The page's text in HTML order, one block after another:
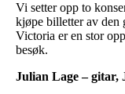
Vi setter opp to
kjøpe billetter av den
Victoria er en stor
besøk.
Julian Lage – gitar,